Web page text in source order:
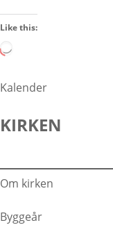
Like this:
a
n
…
Kalender
KIRKEN
Om kirken
Byggeår